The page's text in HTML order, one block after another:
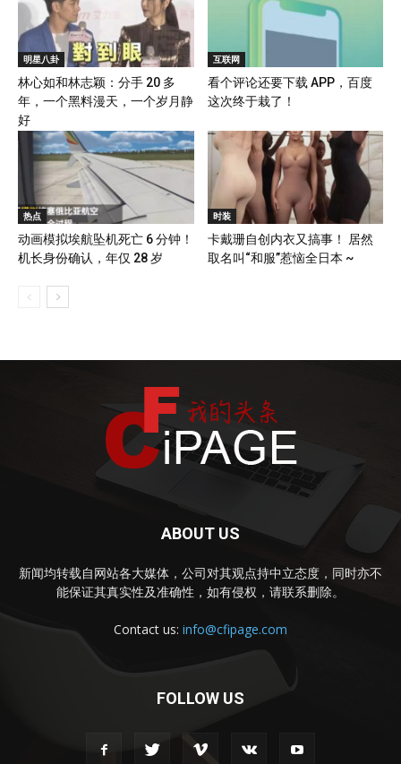
明星八卦
林心如和林志颖：分手 20 多
年，一个黑料漫天，一个岁月静
好
互联网
看个评论还要下载 APP，百度
这次终于栽了！
热点
动画模拟埃航坠机死亡 6 分钟！
机长身份确认，年仅 28 岁
时装
卡戴珊自创内衣又搞事！ 居然
取名叫“和服”惹恼全日本 ~
ABOUT US
新闻均转载自网站各大媒体，公司对其观点持中立态度，同时亦不
能保证其真实性及准确性，如有侵权，请联系删除。
Contact us: info@cfipage.com
FOLLOW US